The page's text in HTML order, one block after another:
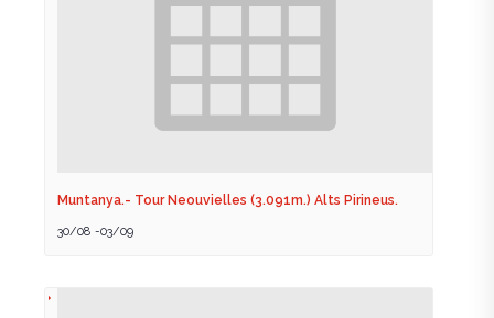
Muntanya.- Tour Neouvielles (3.091m.) Alts Pirineus.
30/08 -03/09